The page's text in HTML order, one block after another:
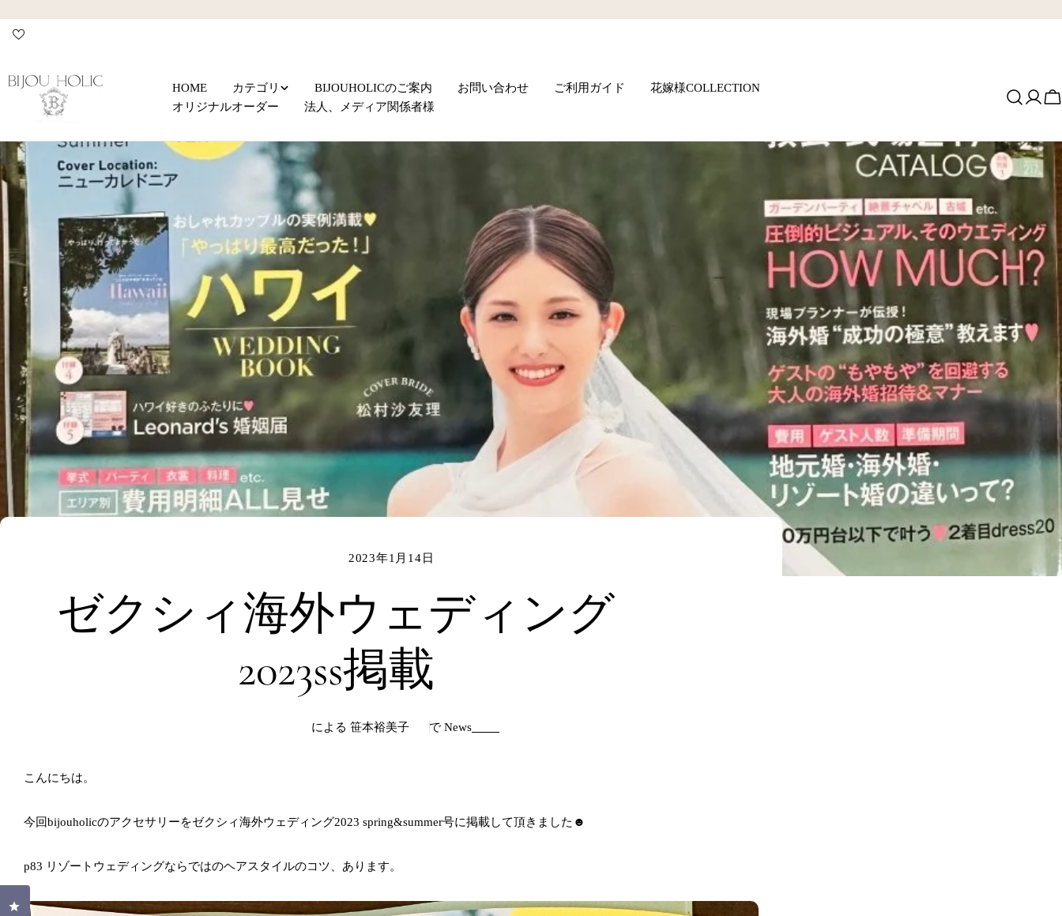
ツ
キ
ッ
プ
HOME カテゴリ BIJOUHOLICのご案内 お問い合わせ ご利用ガイド
花嫁様COLLECTION
オリジナルオーダー
法人、メディア関係者様
ロ
イ
ン
2023年1月14日
ゼクシィ海外ウェディング
2023ss掲載
による 笹本裕美子 で News
こんにちは。
今回bijouholicのアクセサリーをゼクシィ海外ウェディング2023 spring&summer号に掲載して頂きました☻︎
p83 リゾートウェディングならではのヘアスタイルのコツ、あります。
クリックしてレビューダイアログを開く